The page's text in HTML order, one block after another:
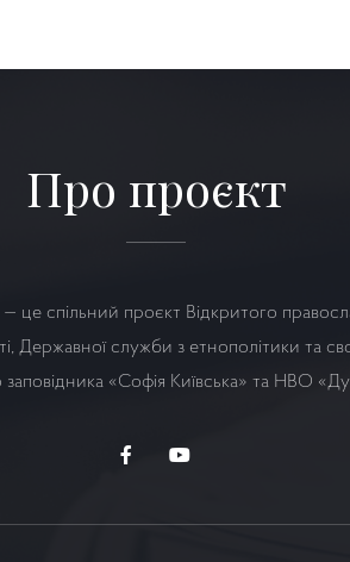
Про проєкт
це спільний проєкт Відкритого
Державної служби з етнополітики та
заповідника «Софія Київська» та НВО